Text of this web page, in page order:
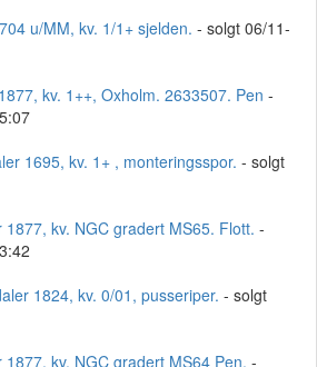
u/MM, kv. 1/1+ sjelden. - solgt 06/11-
kv. 1++, Oxholm. 2633507. Pen -
1695, kv. 1+ , monteringsspor. - solgt
kv. NGC gradert MS65. Flott. -
1824, kv. 0/01, pusseriper. - solgt
kv. NGC gradert MS64 Pen. -